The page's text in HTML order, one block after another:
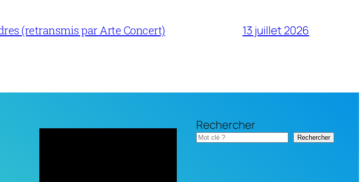
(retransmis par Arte Concert) 13 juillet 2026
Rechercher
Rechercher